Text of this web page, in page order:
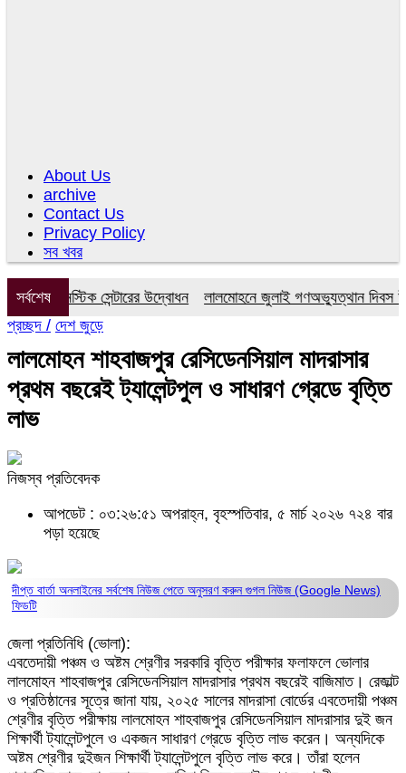
About Us
archive
Contact Us
Privacy Policy
সব খবর
সর্বশেষ সেন্টারের উদ্বোধন
লালমোহনে জুলাই গণঅভ্যুত্থান দিবস
প্রচ্ছদ / দেশ জুড়ে
লালমোহন শাহবাজপুর রেসিডেনসিয়াল মাদরাসার
প্রথম বছরেই ট্যালেন্টপুল ও সাধারণ গ্রেডে বৃত্তি
লাভ
নিজস্ব প্রতিবেদক
আপডেট : ০৩:২৬:৫১ অপরাহ্ন, বৃহস্পতিবার, ৫ মার্চ ২০২৬ ৭২৪ বার
পড়া হয়েছে
দীপ্ত বার্তা অনলাইনের সর্বশেষ নিউজ পেতে অনুসরণ করুনগুগল নিউজ (Google News)
ফিডটি
জেলা প্রতিনিধি (ভোলা):
এবতেদায়ী পঞ্চম ও অষ্টম শ্রেণীর সরকারি বৃত্তি পরীক্ষার ফলাফলে ভোলার
লালমোহন শাহবাজপুর রেসিডেনসিয়াল মাদরাসার প্রথম বছরেই বাজিমাত। রেজাল্ট
ও প্রতিষ্ঠানের সূত্রে জানা যায়, ২০২৫ সালের মাদরাসা বোর্ডের এবতেদায়ী পঞ্চম
শ্রেণীর বৃত্তি পরীক্ষায় লালমোহন শাহবাজপুর রেসিডেনসিয়াল মাদরাসার দুই জন
শিক্ষার্থী ট্যালেন্টপুলে ও একজন সাধারণ গ্রেডে বৃত্তি লাভ করেন। অন্যদিকে
অষ্টম শ্রেণীর দুইজন শিক্ষার্থী ট্যালেন্টপুলে বৃত্তি লাভ করে। তাঁরা হলেন